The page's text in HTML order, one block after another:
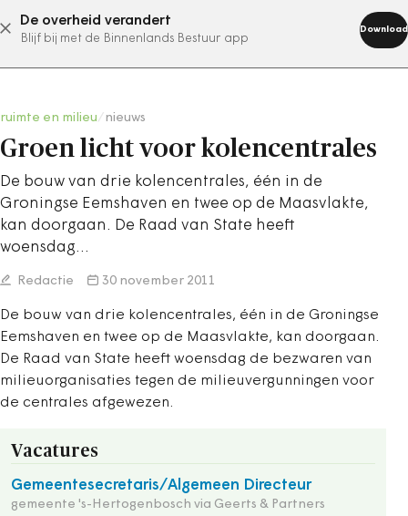
De overheid verandert
Blijf bij met de Binnenlands Bestuur app
Download
abonneer nu
ruimte en milieu nieuws
Groen licht voor kolencentrales
De bouw van drie kolencentrales, één in de
Groningse Eemshaven en twee op de Maasvlakte,
kan doorgaan. De Raad van State heeft
woensdag…
Redactie 30 november 2011
De bouw van drie kolencentrales, één in de Groningse
Eemshaven en twee op de Maasvlakte, kan doorgaan.
De Raad van State heeft woensdag de bezwaren van
milieuorganisaties tegen de milieuvergunningen voor
de centrales afgewezen.
Vacatures
Gemeentesecretaris/Algemeen Directeur
gemeente 's-Hertogenbosch via Geerts & Partners